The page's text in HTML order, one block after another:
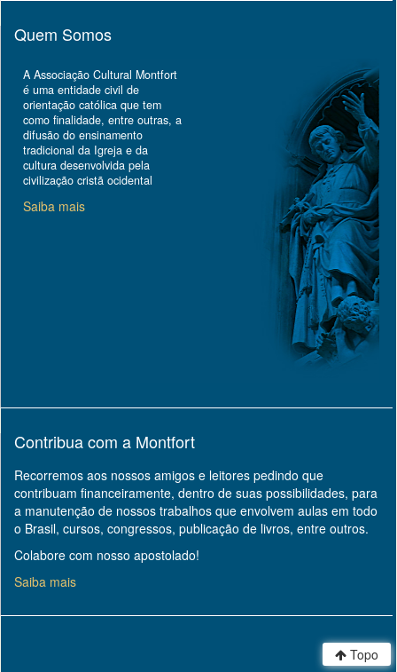
Topo
Quem Somos
A Associação Cultural Montfort
é uma entidade civil de
orientação católica que tem
como finalidade, entre outras, a
difusão do ensinamento
tradicional da Igreja e da
cultura desenvolvida pela
civilização cristã ocidental
Saiba mais
Contribua com a Montfort
Recorremos aos nossos amigos e leitores pedindo que
contribuam financeiramente, dentro de suas possibilidades, para
a manutenção de nossos trabalhos que envolvem aulas em todo
o Brasil, cursos, congressos, publicação de livros, entre outros.
Colabore com nosso apostolado!
Saiba mais